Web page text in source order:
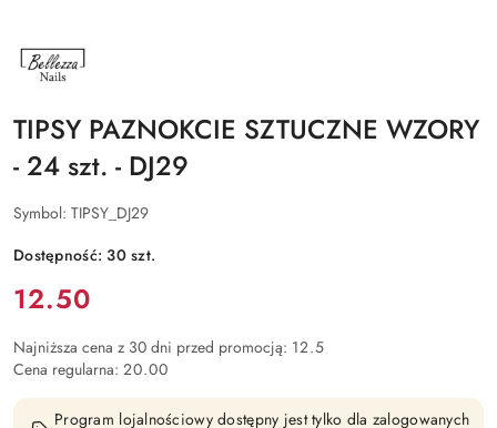
NAZWA
PRODUCENTA:
BELLEZZA
TIPSY PAZNOKCIE SZTUCZNE WZORY
- 24 szt. - DJ29
Symbol: TIPSY_DJ29
Dostępność:30szt.
Cena:
12.50
Najniższa cena z 30 dni przed promocją: 12.5
Cena regularna: 20.00
Program lojalnościowy dostępny jest tylko dla zalogowanych